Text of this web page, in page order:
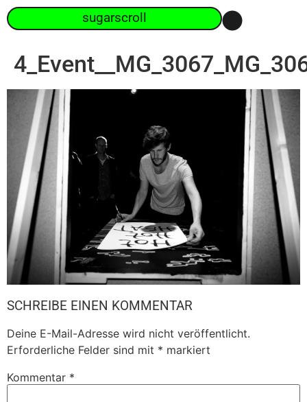
sugarscroll
SCHREIBE EINEN KOMMENTAR
Deine E-Mail-Adresse wird nicht veröffentlicht.
Erforderliche Felder sind mit * markiert
Kommentar *